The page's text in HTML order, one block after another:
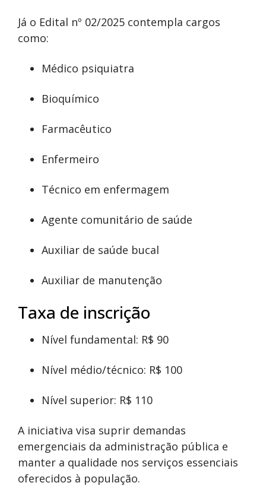
Já o Edital nº 02/2025 contempla cargos
como:
Médico psiquiatra
Bioquímico
Farmacêutico
Enfermeiro
Técnico em enfermagem
Agente comunitário de saúde
Auxiliar de saúde bucal
Auxiliar de manutenção
Taxa de inscrição
Nível fundamental: R$ 90
Nível médio/técnico: R$ 100
Nível superior: R$ 110
A iniciativa visa suprir demandas
emergenciais da administração pública e
manter a qualidade nos serviços essenciais
oferecidos à população.